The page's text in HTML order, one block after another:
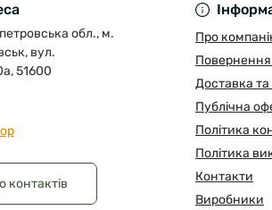
обл., м.
вул.
51600
контактів
Про
Повернення
Доставка та
Публічна
Політика
Політика
Контакти
Виробники